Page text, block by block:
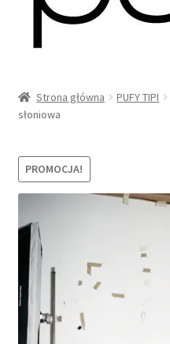
Strona główna PUFY TIPI
słoniowa
PROMOCJA!